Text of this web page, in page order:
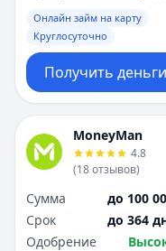
Онлайн займ на карту
Круглосуточно
Получить деньги
MoneyMan
4.8
(18отзывов)
Сумма
до 100
Срок
до 364
Одобрение